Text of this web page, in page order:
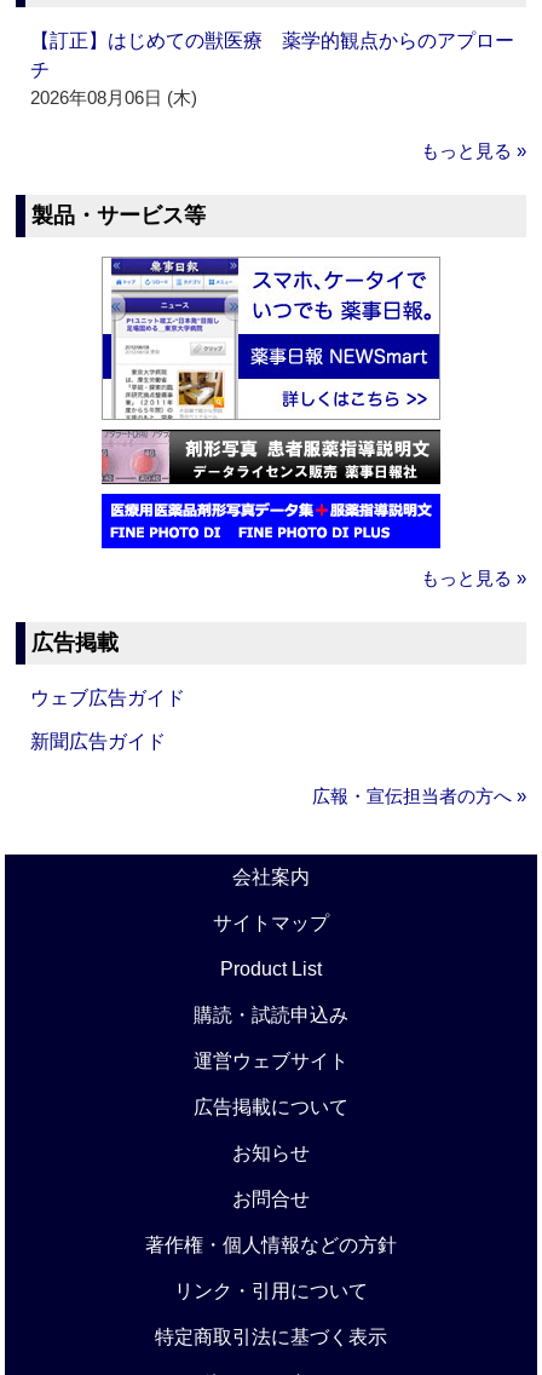
【訂正】はじめての獣医療 薬学的観点からのアプロー
チ
2026年08月06日 (木)
もっと見る »
製品・サービス等
もっと見る »
広告掲載
ウェブ広告ガイド
新聞広告ガイド
広報・宣伝担当者の方へ »
会社案内
サイトマップ
Product List
購読・試読申込み
運営ウェブサイト
広告掲載について
お知らせ
お問合せ
著作権・個人情報などの方針
リンク・引用について
特定商取引法に基づく表示